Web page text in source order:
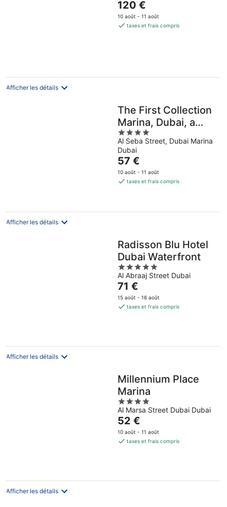
of
5
Le
prix
est
120 €
10 août - 11 août
taxes et frais compris
Afficher les détails
The First Collection
Marina, Dubai, a
Tribute Portfolio
Hotel
4
out
of
5
Al Seba Street, Dubai Marina
Dubai
Le
prix
est
par
57 €
10 août - 11 août
taxes et frais compris
Afficher les détails
Radisson Blu Hotel
Dubai Waterfront
5
out
of
5
Al Abraaj Street Dubai
Le
prix
est
nuit
71 €
15 août - 16 août
taxes et frais compris
Afficher les détails
Millennium Place
Marina
4
out
of
5
Al Marsa Street Dubai Dubai
Le
prix
est
nuit
52 €
10 août - 11 août
taxes et frais compris
Afficher les détails